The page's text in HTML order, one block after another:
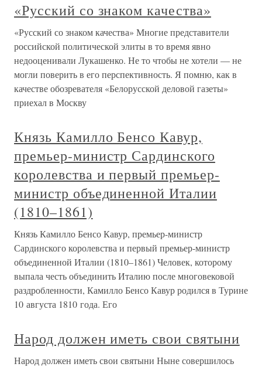
«Русский со знаком качества»
«Русский со знаком качества» Многие представители
российской политической элиты в то время явно
недооценивали Лукашенко. Не то чтобы не хотели — не
могли поверить в его перспективность. Я помню, как в
качестве обозревателя «Белорусской деловой газеты»
приехал в Москву
Князь Камилло Бенсо Кавур,
премьер-министр Сардинского
королевства и первый премьер-
министр объединенной Италии
(1810–1861)
Князь Камилло Бенсо Кавур, премьер-министр
Сардинского королевства и первый премьер-министр
объединенной Италии (1810–1861) Человек, которому
выпала честь объединить Италию после многовековой
раздробленности, Камилло Бенсо Кавур родился в Турине
10 августа 1810 года. Его
Народ должен иметь свои святыни
Народ должен иметь свои святыни Ныне совершилось